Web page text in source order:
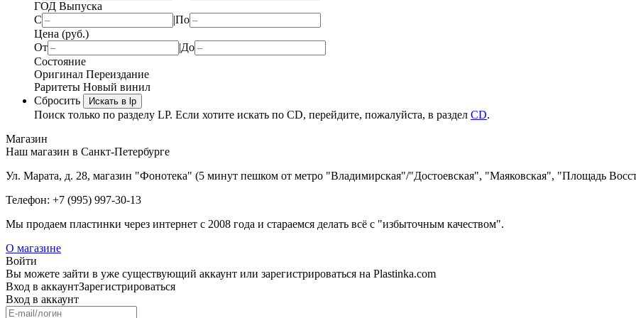
ГОД Выпуска
С
|По
Цена (руб.)
От
|До
Состояние
Оригинал Переиздание
Раритеты Новый винил
Сбросить
Искать в lp
Поиск только по разделу LP. Если хотите искать по CD, перейдите, пожалуйста, в раздел CD.
Магазин
Наш магазин в Санкт-Петербурге
Ул. Марата, д. 28, магазин "Фонотека" (5 минут пешком от метро "Владимирская"/"Достоевская", "Маяковская", "Площадь
Телефон: +7 (995) 997-30-13
Мы продаем пластинки через интернет c 2008 года и стараемся делать всё с "избыточным качеством".
О магазине
Войти
Вы можете зайти в уже существующий аккаунт или зарегистрироваться на Plastinka.com
Вход в аккаунтЗарегистрироваться
Вход в аккаунт